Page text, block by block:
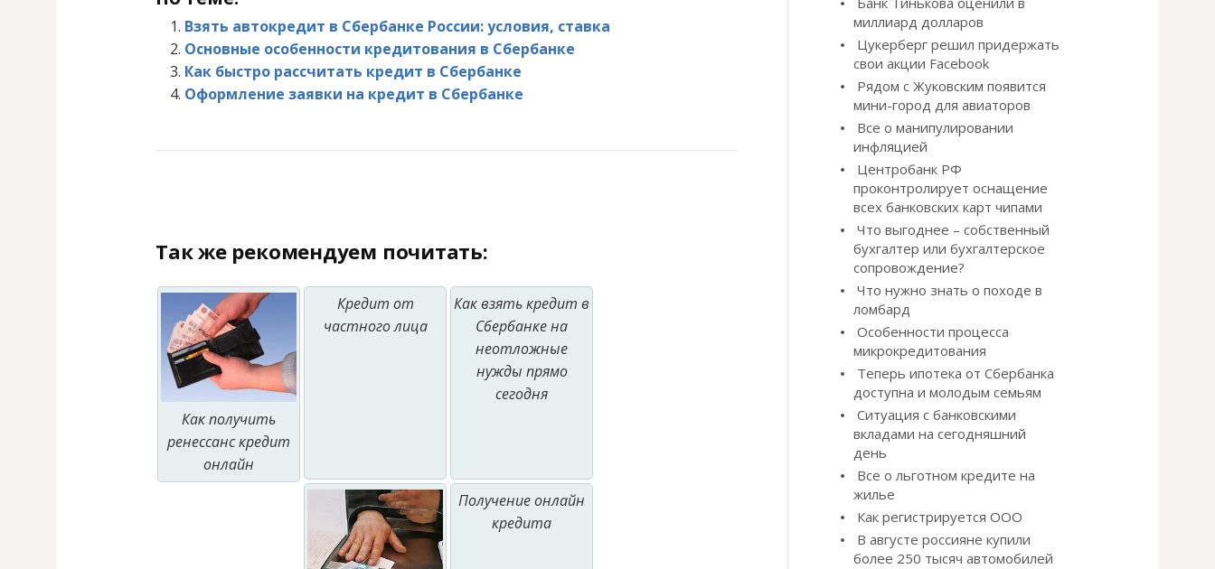
Взять автокредит в Сбербанке России: условия, ставка
Основные особенности кредитования в Сбербанке
Как быстро рассчитать кредит в Сбербанке
Оформление заявки на кредит в Сбербанке
Так же рекомендуем почитать:
Как получить
ренессанс кредит
онлайн
Кредит от
частного лица
Как взять кредит в
Сбербанке на
неотложные
нужды прямо
сегодня
Получение онлайн
кредита
миллиард долларов
Цукерберг решил придержать
свои акции Facebook
Рядом с Жуковским появится
мини-город для авиаторов
Все о манипулировании
инфляцией
Центробанк РФ
проконтролирует оснащение
всех банковских карт чипами
Что выгоднее – собственный
бухгалтер или бухгалтерское
сопровождение?
Что нужно знать о походе в
ломбард
Особенности процесса
микрокредитования
Теперь ипотека от Сбербанка
доступна и молодым семьям
Ситуация с банковскими
вкладами на сегодняшний
день
Все о льготном кредите на
жилье
Как регистрируется ООО
В августе россияне купили
более 250 тысяч автомобилей